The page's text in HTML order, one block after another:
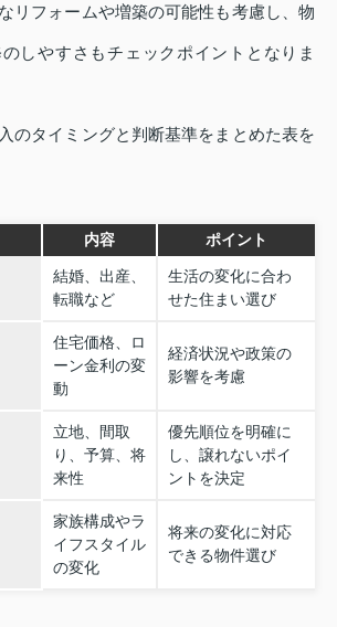
リフォームや増築の可能性も考慮し、物
しやすさもチェックポイントとなりま
のタイミングと判断基準をまとめた表を
内容 ポイント
結婚、出産、
転職など
生活の変化に合わ
せた住まい選び
住宅価格、ロ
ーン金利の変
動
経済状況や政策の
影響を考慮
立地、間取
り、予算、将
来性
優先順位を明確に
し、譲れないポイ
ントを決定
家族構成やラ
イフスタイル
の変化
将来の変化に対応
できる物件選び